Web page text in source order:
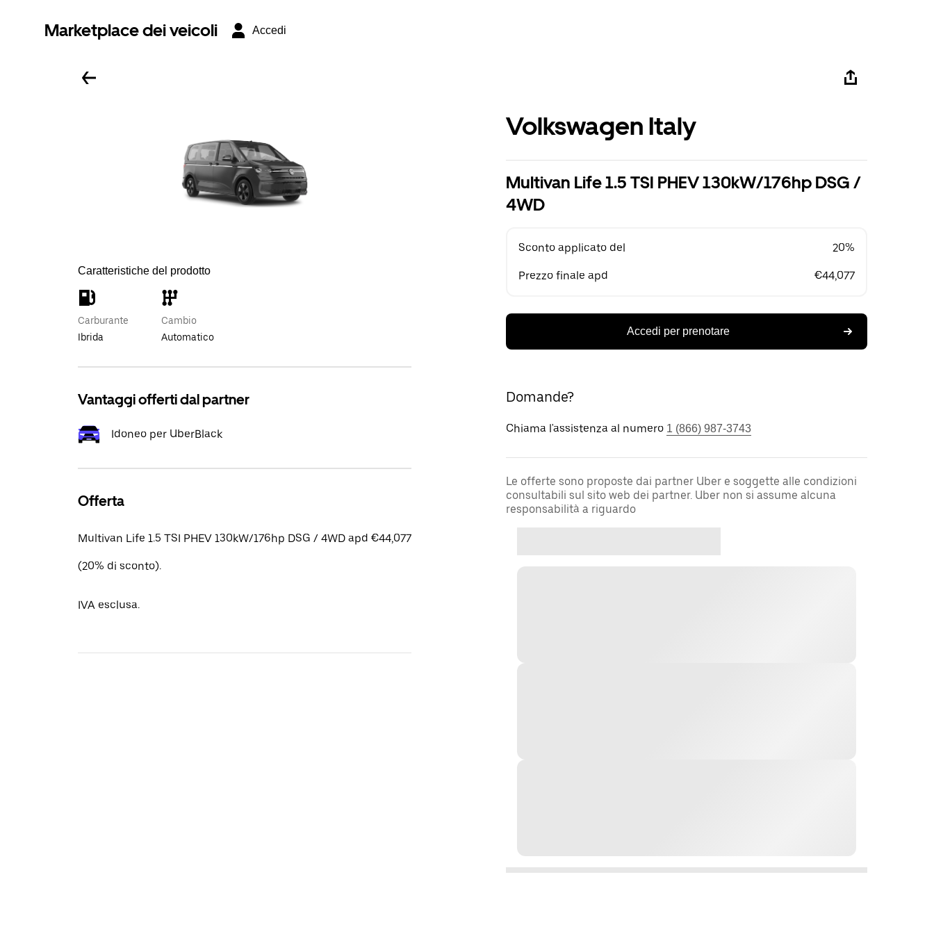
Marketplace dei veicoli Accedi
Caratteristiche del prodotto
Carburante
Ibrida
Cambio
Automatico
Vantaggi offerti dal partner
Idoneo per UberBlack
Offerta
Multivan Life 1.5 TSI PHEV 130kW/176hp DSG / 4WD apd €44,077
(20% di sconto).
IVA esclusa.
Volkswagen Italy
Multivan Life 1.5 TSI PHEV 130kW/176hp DSG /
4WD
Sconto applicato del 20%
Prezzo finale apd €44,077
Accedi per prenotare
Domande?
Chiama l'assistenza al numero 1 (866) 987-3743
Le offerte sono proposte dai partner Uber e soggette alle condizioni
consultabili sul sito web dei partner. Uber non si assume alcuna
responsabilità a riguardo